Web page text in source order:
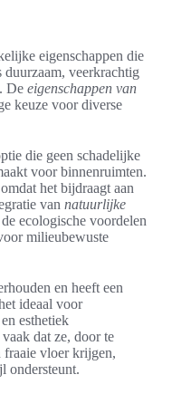
eigenschappen die
veerkrachtig
De eigenschappen van
keuze voor diverse
die geen schadelijke
voor binnenruimten.
het bijdraagt aan
van natuurlijke
ecologische voordelen
milieubewuste
en heeft een
ideaal voor
esthetiek
dat ze, door te
fraaie vloer krijgen,
ondersteunt.